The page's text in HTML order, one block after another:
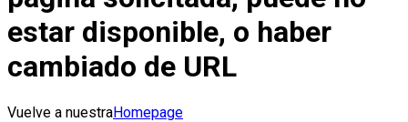
estar disponible, o haber
cambiado de URL
Vuelve a nuestraHomepage